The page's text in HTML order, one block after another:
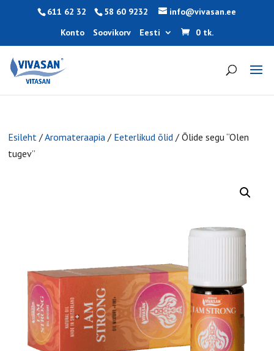
611 62 32 58 60 9232
info@vivasan.ee
Konto
Soovikorv Eesti 0 tk.
Esileht /Aromateraapia / Eeterlikud õlid / Õlide segu “Olen
tugev”